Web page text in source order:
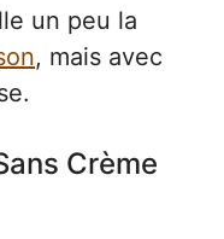
un peu la
, mais avec
Crème